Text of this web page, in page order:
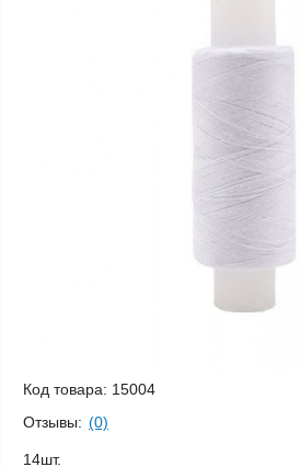
Код товара: 15004
Отзывы: (0)
14шт.